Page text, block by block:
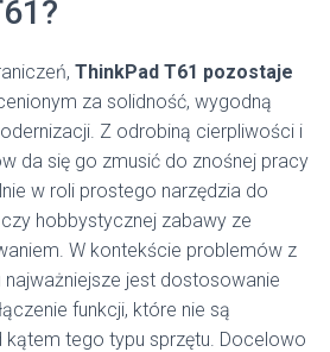
ThinkPad T61 pozostaje
za solidność, wygodną
Z odrobiną cierpliwości i
da się go zmusić do znośnej pracy
w roli prostego narzędzia do
hobbystycznej zabawy ze
W kontekście problemów z
jest dostosowanie
funkcji, które nie są
tego typu sprzętu. Docelowo